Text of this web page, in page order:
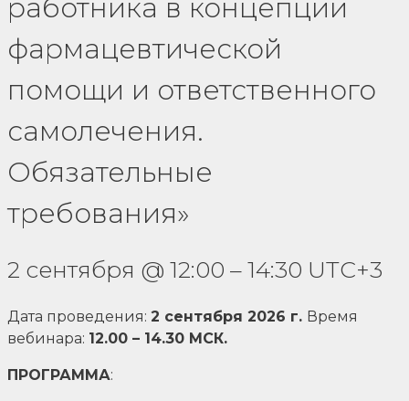
работника в концепции
фармацевтической
помощи и ответственного
самолечения.
Обязательные
требования»
2 сентября @ 12:00 – 14:30 UTC+3
Дата проведения: 2 сентября 2026 г. Время
вебинара: 12.00 – 14.30 МСК.
ПРОГРАММА: